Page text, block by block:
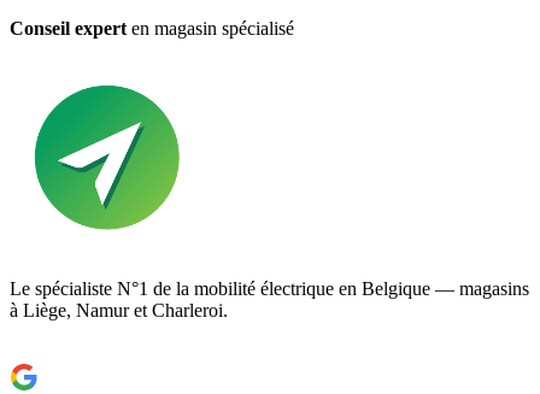
Conseil expert en magasin spécialisé
Le spécialiste N°1 de la mobilité électrique en Belgique — magasins
à Liège, Namur et Charleroi.